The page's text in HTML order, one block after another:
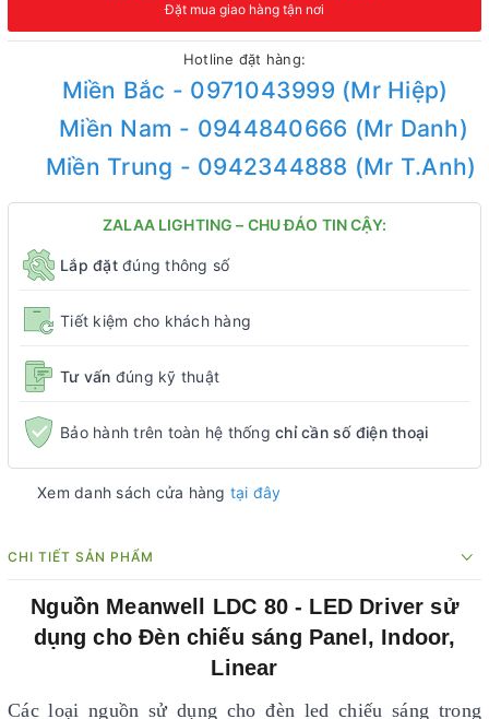
Đặt mua giao hàng tận nơi
Hotline đặt hàng:
Miền Bắc - 0971043999 (Mr Hiệp)
Miền Nam - 0944840666 (Mr Danh)
Miền Trung - 0942344888 (Mr T.Anh)
ZALAA LIGHTING – CHU ĐÁO TIN CẬY:
Lắp đặtđúng thông số
Tiết kiệm cho khách hàng
Tư vấn đúng kỹ thuật
Bảo hành trên toàn hệ thống chỉ cần số điện thoại
Xem danh sách cửa hàng tại đây
CHI TIẾT SẢN PHẨM
Nguồn Meanwell LDC 80 - LED Driver sử
dụng cho Đèn chiếu sáng Panel, Indoor,
Linear
Các loại nguồn sử dụng cho đèn led chiếu sáng trong